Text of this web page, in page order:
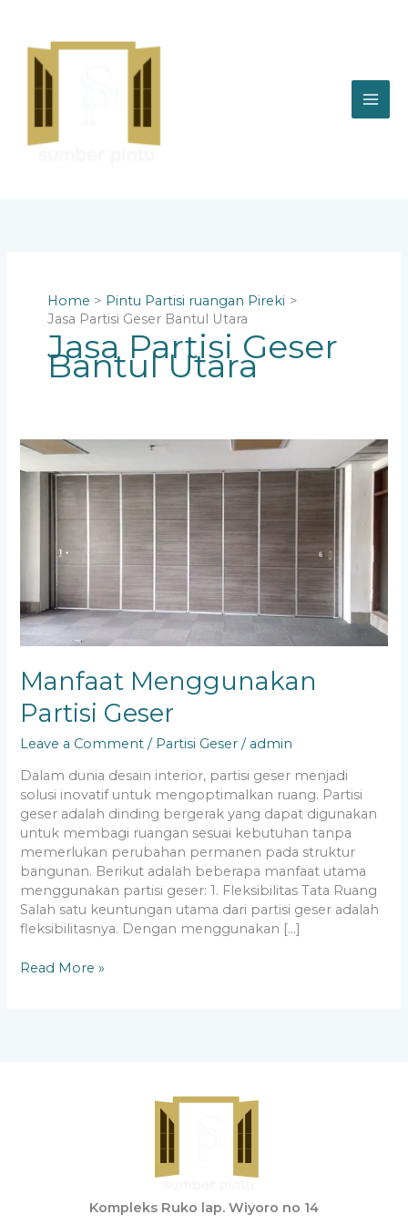
content
Home
Pintu Partisi ruangan Pireki
Jasa Partisi Geser Bantul Utara
Jasa Partisi Geser
Bantul Utara
Manfaat Menggunakan
Partisi Geser
Leave a Comment / Partisi Geser / admin
Dalam dunia desain interior, partisi geser menjadi
solusi inovatif untuk mengoptimalkan ruang. Partisi
geser adalah dinding bergerak yang dapat digunakan
untuk membagi ruangan sesuai kebutuhan tanpa
memerlukan perubahan permanen pada struktur
bangunan. Berikut adalah beberapa manfaat utama
menggunakan partisi geser: 1. Fleksibilitas Tata Ruang
Salah satu keuntungan utama dari partisi geser adalah
fleksibilitasnya. Dengan menggunakan […]
Manfaat
Menggunakan
Partisi
Read More »
Kompleks Ruko lap. Wiyoro no 14